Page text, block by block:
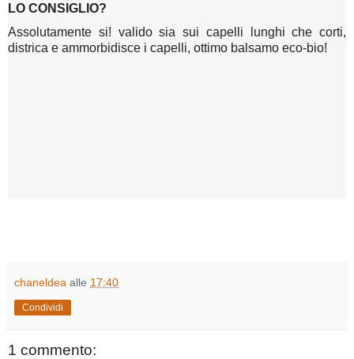
LO CONSIGLIO?
Assolutamente si! valido sia sui capelli lunghi che corti,
districa e ammorbidisce i capelli, ottimo balsamo eco-bio!
chaneldea alle 17:40
Condividi
1 commento: